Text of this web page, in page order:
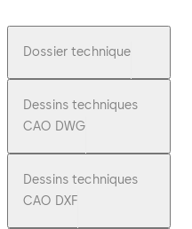
Dossier technique
Dessins techniques
CAO DWG
Dessins techniques
CAO DXF